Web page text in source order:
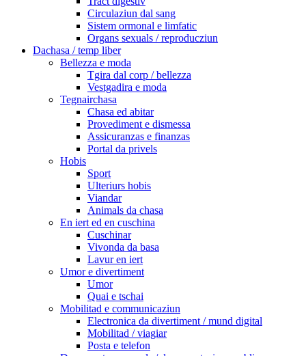
Circulaziun dal sang
Sistem ormonal e limfatic
Organs sexuals / reproducziun
Dachasa / temp liber
Bellezza e moda
Tgira dal corp / bellezza
Vestgadira e moda
Tegnairchasa
Chasa ed abitar
Provediment e dismessa
Assicuranzas e finanzas
Portal da privels
Hobis
Sport
Ulteriurs hobis
Viandar
Animals da chasa
En iert ed en cuschina
Cuschinar
Vivonda da basa
Lavur en iert
Umor e divertiment
Umor
Quai e tschai
Mobilitad e communicaziun
Electronica da divertiment / mund digital
Mobilitad / viagiar
Posta e telefon